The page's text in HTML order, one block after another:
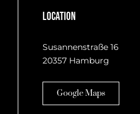
Location
Susannenstraße 16
20357 Hamburg
Google Maps